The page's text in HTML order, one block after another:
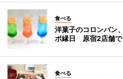
食べる
洋菓子のコロンバン
ボ縁日 原宿2店舗で
食べる